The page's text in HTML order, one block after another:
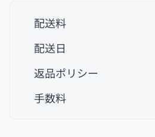
配送料
配送日
返品ポリシー
手数料